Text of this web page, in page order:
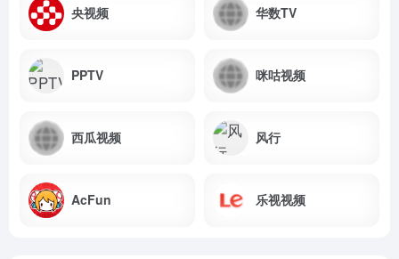
央视频 华数TV
PPTV 咪咕视频
西瓜视频 风行
AcFun 乐视视频